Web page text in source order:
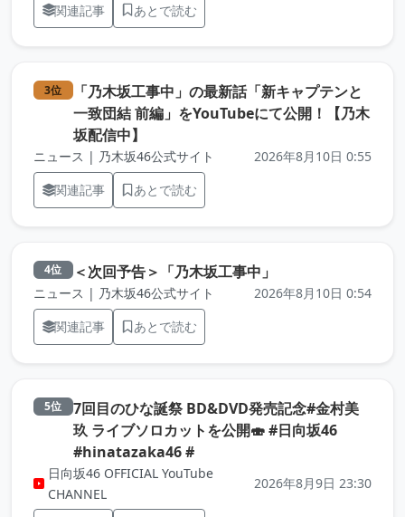
関連記事
あとで読む
3位
「乃木坂工事中」の最新話「新キャプテンと
一致団結 前編」をYouTubeにて公開！【乃木
坂配信中】
ニュース | 乃木坂46公式サイト
2026年8月10日 0:55
関連記事
あとで読む
4位 ＜次回予告＞「乃木坂工事中」
ニュース | 乃木坂46公式サイト
2026年8月10日 0:54
関連記事
あとで読む
5位
7回目のひな誕祭 BD&DVD発売記念#金村美
玖 ライブソロカットを公開🍣 #日向坂46
#hinatazaka46 #（元記事を新しいタブで開きま
日向坂46 OFFICIAL YouTube
CHANNEL
2026年8月9日 23:30